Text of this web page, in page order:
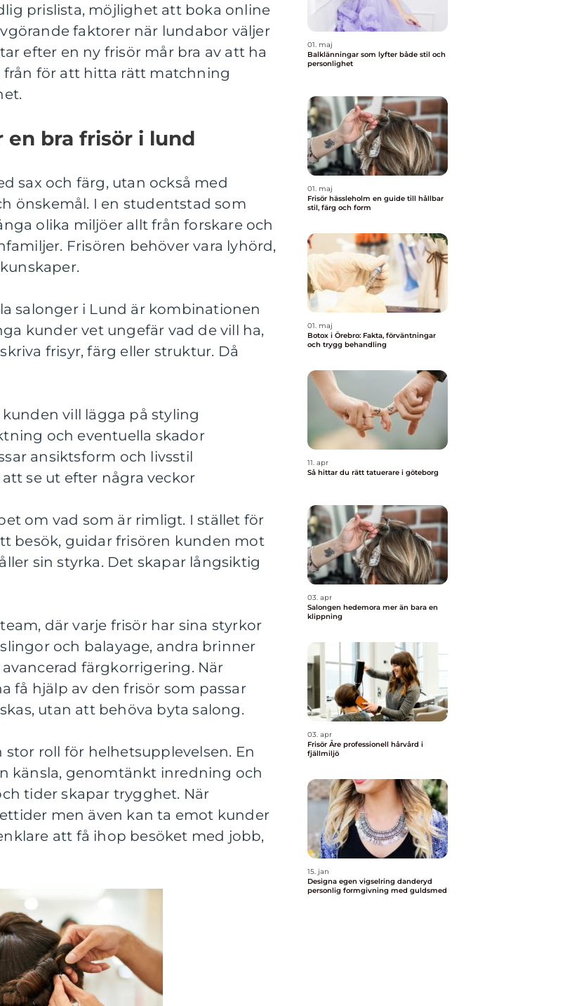
prislista, möjlighet att boka online
faktorer när lundabor väljer
efter en ny frisör mår bra av att ha
för att hitta rätt matchning
en bra frisör i lund
sax och färg, utan också med
önskemål. I en studentstad som
olika miljöer allt från forskare och
Frisören behöver vara lyhörd,
salonger i Lund är kombinationen
kunder vet ungefär vad de vill ha,
frisyr, färg eller struktur. Då
vill lägga på styling
och eventuella skador
ansiktsform och livsstil
se ut efter några veckor
om vad som är rimligt. I stället för
besök, guidar frisören kunden mot
sin styrka. Det skapar långsiktig
där varje frisör har sina styrkor
och balayage, andra brinner
färgkorrigering. När
få hjälp av den frisör som passar
utan att behöva byta salong.
roll för helhetsupplevelsen. En
känsla, genomtänkt inredning och
tider skapar trygghet. När
men även kan ta emot kunder
att få ihop besöket med jobb,
01. maj
Balklänningar som lyfter både stil och
personlighet
01. maj
Frisör hässleholm en guide till hållbar
stil, färg och form
01. maj
Botox i Örebro: Fakta, förväntningar
och trygg behandling
11. apr
Så hittar du rätt tatuerare i göteborg
03. apr
Salongen hedemora mer än bara en
klippning
03. apr
Frisör Åre professionell hårvård i
fjällmiljö
15. jan
Designa egen vigselring danderyd
personlig formgivning med guldsmed